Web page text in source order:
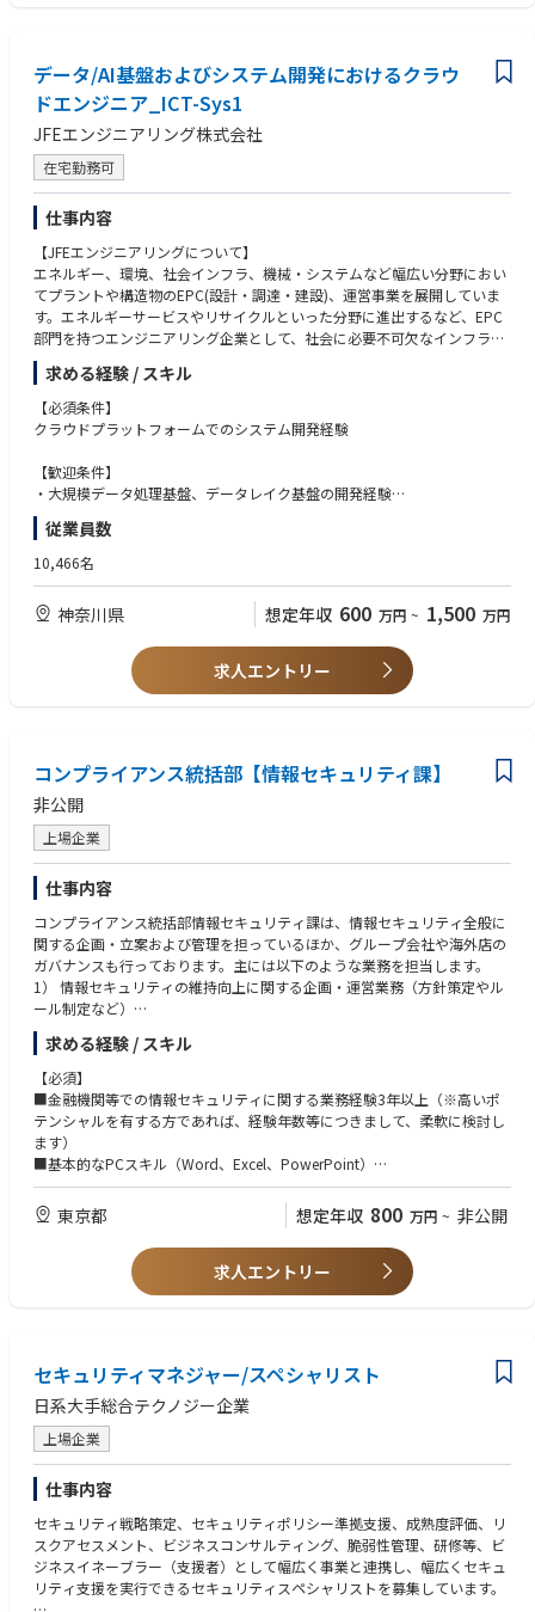
当業務は企業にとって最も重要な管理項目の一つとなっており、その中心
的な役割です。
【募集背景】
ITリスク・セキュリティ領域の重要性が経営課題として高まる中、
組織としてより戦略的・継続的にITリスク管理およびセキュリティ強化を
推進するため、グループ全体を統括し、組織運営を見極めるマネージャー
を募集します。
【業務内容】
楽天生命のIT部門におけるITリスク・セキュリティ業務
① ITリスクに関する企画考えるおよびリスク評価
②システムインシデント管理
③情報セキュリティポリシー、規程、マニュアルの策定と保守
④可視情報、脆弱性情報の収集と対策プロセスの構築と管理
⑥ITシステム、情報資産の管理、監査、リスク分析、脆弱性診断
⑦個人情報保護対策の策定、導入
⑧データガバナンスに関する企画推進
＜管理業務＞
・グループ組織運営および人材マネジメント
・グループ目標設定、KPI管理、業務計画および実行管理
・部下の育成、評価、アサインメント、スキルマネジメント
・経営層、関連部門（開発、運用、内部監査、法務等）との調整および合
・全社ITリスク・セキュリティ戦略の企画立案および経営層への報告、一
【働く環境】
社員：40名程度（うちシステム企画部15名程度）
協力会社：100名程度
本職はITリスク・セキュリティ管理グループの組織長候補として、数名程
度のメンバーを統括します。
この社員の背景：キャリア採用中心
・ビジネス英語力
データ/AI基盤およびシステム開発におけるクラウ
ドエンジニア_ICT-Sys1
JFEエンジニアリング株式会社
在宅勤務可
仕事内容
【JFEエンジニアリングについて】
エネルギー、環境、社会インフラ、機械・システムなど幅広い分野におい
てプラントや構造物のEPC(設計・調達・建設)、運営事業を展開していま
す。エネルギーサービスやリサイクルといった分野に進出するなど、EPC
部門を持つエンジニアリング企業として、社会に必要不可欠なインフラ構
造物を国内外に提供しています。
また、同業界の中でもIT投資、DX推進が活発な環境でPMとしても内製開
発者としても、
幅広いキャリアパスを描いていただける企業でございます。
【配属部署】
DX本部 DX＆ICTセンター データプラットフォーム開発部 Pla'cello開発室
【配属部門の説明】
DX施策に係る、クラウドベースのデータ基盤・生成AI基盤、周辺システム
の設計から実装、運用までを担当。最新クラウド技術を駆使し、ビジネス
価値創出をサポートするプラットフォーム構築に挑戦する部門です。
※ご経験等を鑑み、入社時の役割は決定いたします。
PM、実装）に従事いただきます。
具体的には、以下業務をご担当いただきます。
①システム設計・開発
・クラウドプラットフォーム（AWS/Azure）におけるサーバレスアーキテ
クチャシステム設計
・システム開発におけるソフトウェア設計および実装
・要件定義から設計、実装までの一連の開発業務
②データ基盤構築とガバナンス設計
・最適なデータ基盤サービスの選定・評価
・社内システムのデータ統合に向けた設計・実装
・データ統合のための内製開発
・データ利活用ルールの設計
・セキュリティポリシーに準拠したアクセス制御設計
③ビジネス課題解決
・社内業務プロセス改革チームとの協業
・各部署でのユースケース発掘
・発掘したユースケースの実現に向けた技術支援
【仕事の進め方】
・アジャイル開発手法を採用し、スピーディな開発
・複数人の社員メンバーとチームで開発を進行
・PMとして経験を積み、プロジェクトマネジメントを担うキャリア
・マネージャーとして組織貢献するキャリア など、多様なキャリアパス
を用意
【業務のやりがい】
全社DX推進の中核を担うシステムの立ち上げフェーズから参画し、構築・
推進までの一連の経験を積むことができます。
また、中長期ビジョンにおける注目度の高いプロジェクトを牽引し、事業
効率化に直結する重要な取り組みに貢献することができます。
■転職者インタビューはこちら
https://www.jfe-eng.co.jp/career/special/interview/
求める経験 / スキル
【必須条件】
クラウドプラットフォームでのシステム開発経験
【歓迎条件】
・大規模データ処理基盤、データレイク基盤の開発経験
・ユーザーとの対話による要件定義経験
・バックエンドAPI開発経験
・フロントエンドSPA開発経験
・CI/CD による自動化経験
・情報処理技術者資格
【求める人物像】
・新しい技術やサービスに対して強い好奇心を持ち、自ら学び続けられる
とに喜びを感じられる方
・チームメンバーと協力しながら、プロジェクトを前に進められる方
従業員数
10,466名
神奈川県 想定年収 600 万円 ~ 1,500 万円
求人エントリー
コンプライアンス統括部【情報セキュリティ課】
非公開
上場企業
仕事内容
コンプライアンス統括部情報セキュリティ課は、情報セキュリティ全般に
関する企画・立案および管理を担っているほか、グループ会社や海外店の
ガバナンスも行っております。主には以下のような業務を担当します。
1） 情報セキュリティの維持向上に関する企画・運営業務（方針策定やル
ール制定など）
2）社内で進行する各種案件に対する情報セキュリティに関するアドバイ
ス
3) サイバーセキュリティを所管する部署との連携による情報セキュリティ
の確保
4）個人情報保護法をはじめ情報管理に関する法令諸規則への対応に係る
事項
5）グループ内子会社、海外店の情報セキュリティに係るガバナンスに関
求める経験 / スキル
【必須】
■金融機関等での情報セキュリティに関する業務経験3年以上（※高いポ
テンシャルを有する方であれば、経験年数等につきまして、柔軟に検討し
ます）
■基本的なPCスキル（Word、Excel、PowerPoint）
【歓迎】
・金融機関の企画部門・内部管理部門（法務・コンプライアンス等）等で
の情報セキュリティに関する業務経験
・金商法等、金融関連の法令諸規則に関する基本的な知識
・司法関係の資格取得者、語学力、VBAやプログラミング等のスキル
東京都 想定年収 800 万円 ~ 非公開
求人エントリー
セキュリティマネジャー/スペシャリスト
日系大手総合テクノジー企業
上場企業
仕事内容
セキュリティ戦略策定、セキュリティポリシー準拠支援、成熟度評価、リ
スクアセスメント、ビジネスコンサルティング、脆弱性管理、研修等、ビ
ジネスイネーブラー（支援者）として幅広く事業と連携し、幅広くセキュ
リティ支援を実行できるセキュリティスペシャリストを募集しています。